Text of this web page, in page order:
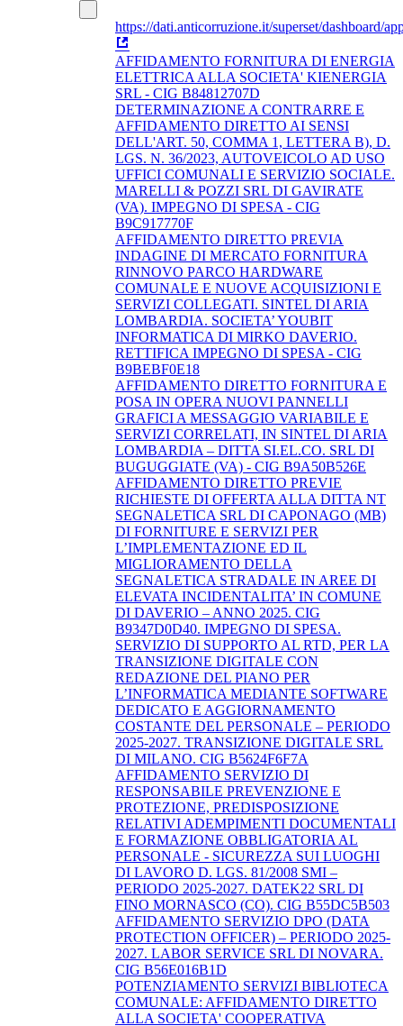
https://dati.anticorruzione.it/superset/dashboard/
AFFIDAMENTO FORNITURA DI ENERGIA
ELETTRICA ALLA SOCIETA' KIENERGIA
SRL - CIG B84812707D
DETERMINAZIONE A CONTRARRE E
AFFIDAMENTO DIRETTO AI SENSI
DELL'ART. 50, COMMA 1, LETTERA B), D.
LGS. N. 36/2023, AUTOVEICOLO AD USO
UFFICI COMUNALI E SERVIZIO SOCIALE.
MARELLI & POZZI SRL DI GAVIRATE
(VA). IMPEGNO DI SPESA - CIG
B9C917770F
AFFIDAMENTO DIRETTO PREVIA
INDAGINE DI MERCATO FORNITURA
RINNOVO PARCO HARDWARE
COMUNALE E NUOVE ACQUISIZIONI E
SERVIZI COLLEGATI. SINTEL DI ARIA
LOMBARDIA. SOCIETA’ YOUBIT
INFORMATICA DI MIRKO DAVERIO.
RETTIFICA IMPEGNO DI SPESA - CIG
B9BEBF0E18
AFFIDAMENTO DIRETTO FORNITURA E
POSA IN OPERA NUOVI PANNELLI
GRAFICI A MESSAGGIO VARIABILE E
SERVIZI CORRELATI, IN SINTEL DI ARIA
LOMBARDIA – DITTA SI.EL.CO. SRL DI
BUGUGGIATE (VA) - CIG B9A50B526E
AFFIDAMENTO DIRETTO PREVIE
RICHIESTE DI OFFERTA ALLA DITTA NT
SEGNALETICA SRL DI CAPONAGO (MB)
DI FORNITURE E SERVIZI PER
L’IMPLEMENTAZIONE ED IL
MIGLIORAMENTO DELLA
SEGNALETICA STRADALE IN AREE DI
ELEVATA INCIDENTALITA’ IN COMUNE
DI DAVERIO – ANNO 2025. CIG
B9347D0D40. IMPEGNO DI SPESA.
SERVIZIO DI SUPPORTO AL RTD, PER LA
TRANSIZIONE DIGITALE CON
REDAZIONE DEL PIANO PER
L’INFORMATICA MEDIANTE SOFTWARE
DEDICATO E AGGIORNAMENTO
COSTANTE DEL PERSONALE – PERIODO
2025-2027. TRANSIZIONE DIGITALE SRL
DI MILANO. CIG B5624F6F7A
AFFIDAMENTO SERVIZIO DI
RESPONSABILE PREVENZIONE E
PROTEZIONE, PREDISPOSIZIONE
RELATIVI ADEMPIMENTI DOCUMENTALI
E FORMAZIONE OBBLIGATORIA AL
PERSONALE - SICUREZZA SUI LUOGHI
DI LAVORO D. LGS. 81/2008 SMI –
PERIODO 2025-2027. DATEK22 SRL DI
FINO MORNASCO (CO). CIG B55DC5B503
AFFIDAMENTO SERVIZIO DPO (DATA
PROTECTION OFFICER) – PERIODO 2025-
2027. LABOR SERVICE SRL DI NOVARA.
CIG B56E016B1D
POTENZIAMENTO SERVIZI BIBLIOTECA
COMUNALE: AFFIDAMENTO DIRETTO
ALLA SOCIETA' COOPERATIVA